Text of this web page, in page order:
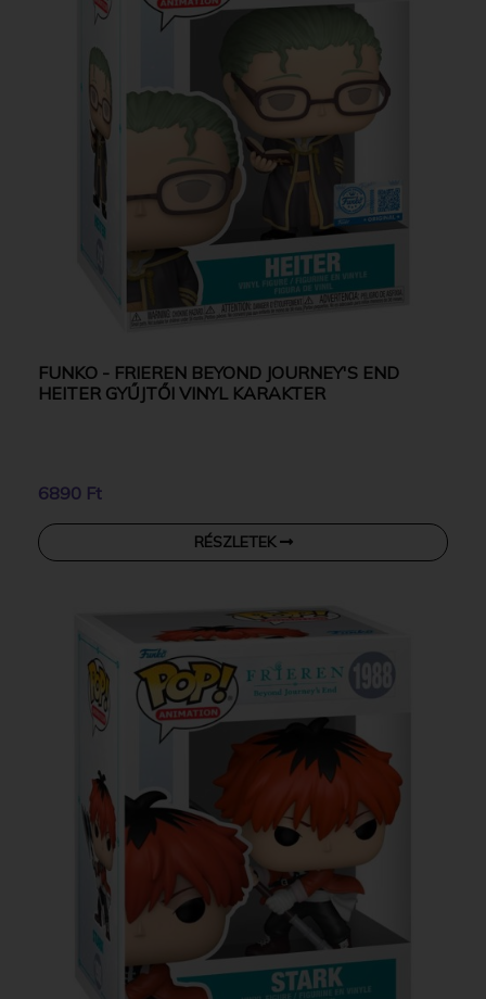
FUNKO - FRIEREN BEYOND JOURNEY'S END
HEITER GYŰJTŐI VINYL KARAKTER
6890 Ft
RÉSZLETEK